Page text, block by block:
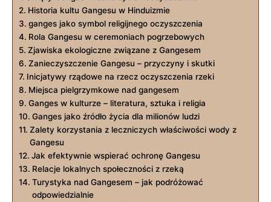
Historia kultu Gangesu w Hinduizmie
ganges jako symbol religijnego oczyszczenia
Rola Gangesu w ceremoniach pogrzebowych
Zjawiska ekologiczne związane z Gangesem
Zanieczyszczenie Gangesu – przyczyny i skutki
Inicjatywy rządowe na rzecz oczyszczenia rzeki
Miejsca pielgrzymkowe nad gangesem
Ganges w kulturze – literatura, sztuka i religia
Ganges jako źródło życia dla milionów ludzi
Zalety korzystania z leczniczych właściwości wody z
Gangesu
Jak efektywnie wspierać ochronę Gangesu
Relacje lokalnych społeczności z rzeką
Turystyka nad Gangesem – jak podróżować
odpowiedzialnie